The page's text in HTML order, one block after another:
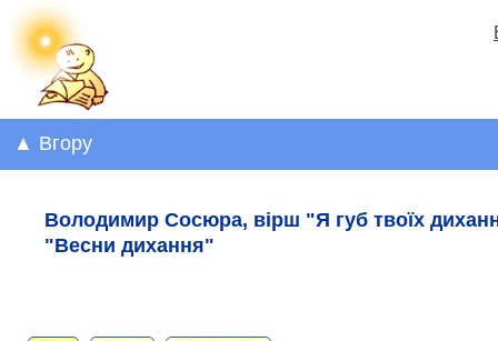
▲ Вгору
Володимир Сосюра, вірш "Я губ твоїх
"Весни дихання"